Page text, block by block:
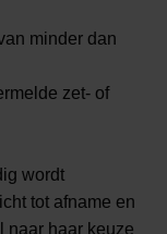
minder dan
zet- of
wordt
tot afname en
naar haar keuze